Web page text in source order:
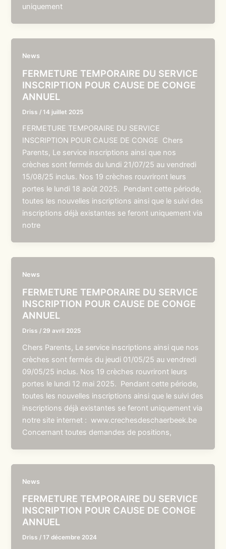
uniquement
News
FERMETURE TEMPORAIRE DU SERVICE
INSCRIPTION POUR CAUSE DE CONGE
ANNUEL
Driss /14 juillet 2025
FERMETURE TEMPORAIRE DU SERVICE
INSCRIPTION POUR CAUSE DE CONGE Chers
Parents, Le service inscriptions ainsi que nos
crèches sont fermés du lundi 21/07/25 au vendredi
15/08/25 inclus. Nos 19 crèches rouvriront leurs
portes le lundi 18 août 2025. Pendant cette période,
toutes les nouvelles inscriptions ainsi que le suivi des
inscriptions déjà existantes se feront uniquement via
notre
News
FERMETURE TEMPORAIRE DU SERVICE
INSCRIPTION POUR CAUSE DE CONGE
ANNUEL
Driss / 29 avril 2025
Chers Parents, Le service inscriptions ainsi que nos
crèches sont fermés du jeudi 01/05/25 au vendredi
09/05/25 inclus. Nos 19 crèches rouvriront leurs
portes le lundi 12 mai 2025. Pendant cette période,
toutes les nouvelles inscriptions ainsi que le suivi des
inscriptions déjà existantes se feront uniquement via
notre site internet : www.crechesdeschaerbeek.be
Concernant toutes demandes de positions,
News
FERMETURE TEMPORAIRE DU SERVICE
INSCRIPTION POUR CAUSE DE CONGE
ANNUEL
Driss /17 décembre 2024